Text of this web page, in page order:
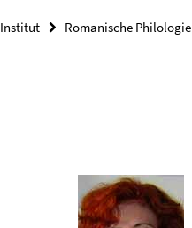
Institut Romanische Philologie